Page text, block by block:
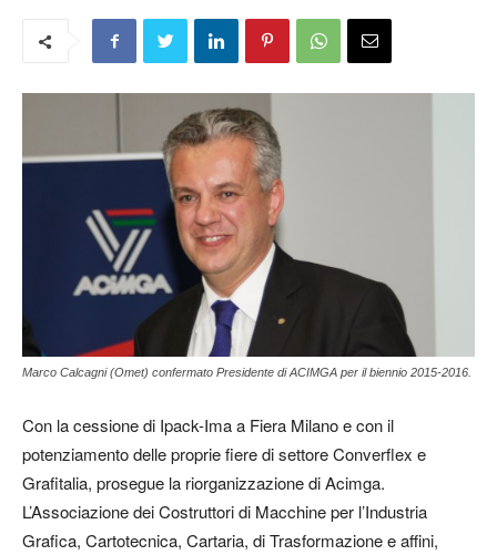
Marco Calcagni (Omet) confermato Presidente di ACIMGA per il biennio 2015-2016.
Con la cessione di Ipack-Ima a Fiera Milano e con il
potenziamento delle proprie fiere di settore Converflex e
Grafitalia, prosegue la riorganizzazione di Acimga.
L’Associazione dei Costruttori di Macchine per l’Industria
Grafica, Cartotecnica, Cartaria, di Trasformazione e affini,